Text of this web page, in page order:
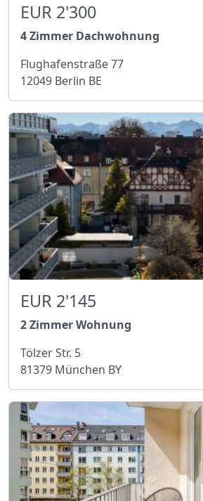
EUR 2'300
4 Zimmer Dachwohnung
Flughafenstraße 77
12049 Berlin BE
EUR 2'145
2 Zimmer Wohnung
Tölzer Str. 5
81379 München BY